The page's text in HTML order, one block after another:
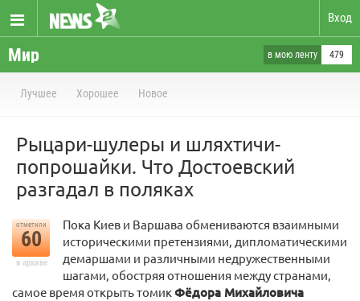
Вход
Мир в мою ленту 479
Лучшее Хорошее Новое
Рыцари-шулеры и шляхтичи-
попрошайки. Что Достоевский
разгадал в поляках
отметили
60
в архиве
Пока Киев и Варшава обмениваются взаимными
историческими претензиями, дипломатическими
демаршами и различными недружественными
шагами, обостряя отношения между странами,
самое время открыть томикФёдора Михайловича